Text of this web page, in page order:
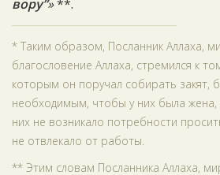
вору”»**.
* Таким образом, Посланник Аллаха,
благословение Аллаха, стремился к
которым он поручал собирать закят,
необходимым, чтобы у них была жена,
них не возникало потребности
не отвлекало от работы.
** Этим словам Посланника Аллаха,